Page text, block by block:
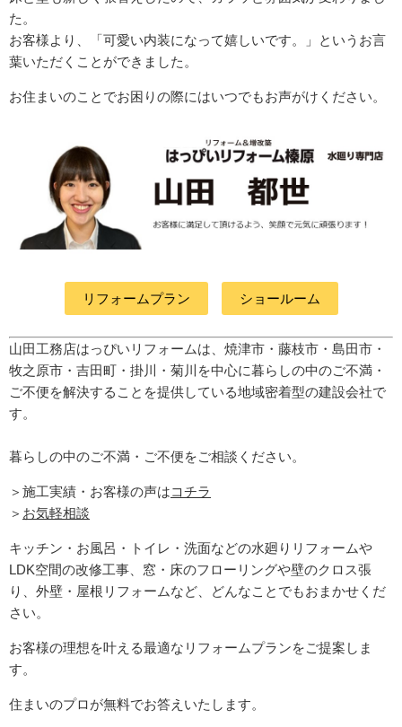
た。
お客様より、「可愛い内装になって嬉しいです。」というお言
葉いただくことができました。
お住まいのことでお困りの際にはいつでもお声がけください。
リフォームプラン ショールーム
山田工務店はっぴいリフォームは、焼津市・藤枝市・島田市・
牧之原市・吉田町 ・掛川・菊川 を中心に暮らしの中のご不満・
ご不便を解決することを提供している地域密着型の建設会社で
す。
暮らしの中のご不満・ご不便をご相談ください。
＞施工実績・お客様の声はコチラ
＞ お気軽相談
キッチン・お風呂・トイレ・洗面などの水廻りリフォームや
LDK空間の改修工事、窓・床のフローリングや壁のクロス張
り、外壁・屋根リフォームなど、どんなことでもおまかせくだ
さい。
お客様の理想を叶える最適なリフォームプランをご提案しま
す。
住まいのプロが無料でお答えいたします。